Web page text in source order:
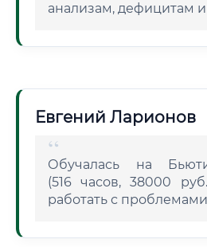
анализам, дефицитам
Евгений Ларионов
Обучалась на
(516 часов, 38000
работать с